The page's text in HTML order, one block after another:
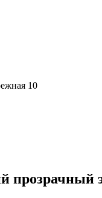
10
прозрачный